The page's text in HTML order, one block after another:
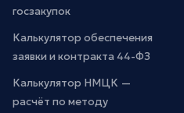
госзакупок
Калькулятор обеспечения
заявки и контракта 44-ФЗ
Калькулятор НМЦК —
расчёт по методу